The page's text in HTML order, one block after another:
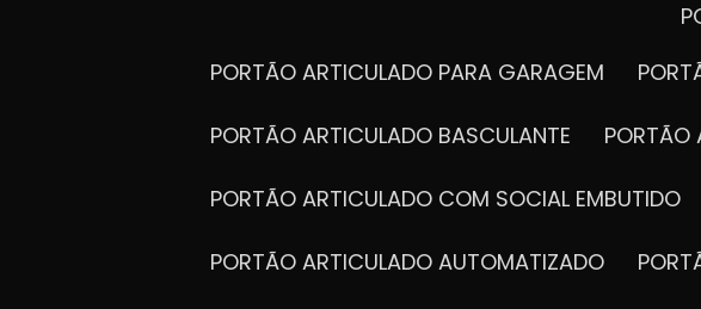
PORTÃO ARTICULADO PARA GARAGEM
PORTÃO ARTICULADO BASCULANTE
PORTÃO ARTICULADO COM SOCIAL EMBUTIDO
PORTÃO ARTICULADO AUTOMATIZADO